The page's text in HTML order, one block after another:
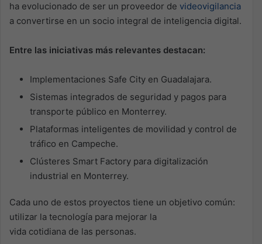
ha evolucionado de ser un proveedor de videovigilancia
a convertirse en un socio integral de inteligencia digital.
Entre las iniciativas más relevantes destacan:
Implementaciones Safe City en Guadalajara.
Sistemas integrados de seguridad y pagos para
transporte público en Monterrey.
Plataformas inteligentes de movilidad y control de
tráfico en Campeche.
Clústeres Smart Factory para digitalización
industrial en Monterrey.
Cada uno de estos proyectos tiene un objetivo común:
utilizar la tecnología para mejorar la
vida cotidiana de las personas.